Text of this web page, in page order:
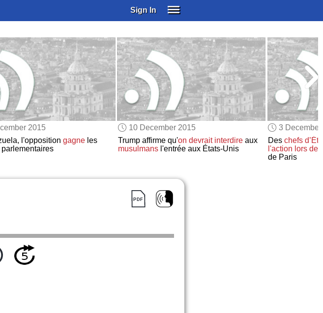
Sign In
SUBSCRIBE
EDUCATIONAL LICENSES
GIFT CARDS
OTHER LANGUAGES
ABOUT US
ALEXA
ADJUST COLORS
2015
l'opposition gagneles
10 December 2015
Trump affirme qu'on devrait interdireaux
musulmansl'entrée aux États-Unis
3
Deschefs
l'action lors de
de Paris